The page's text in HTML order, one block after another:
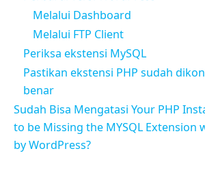
Melalui Dashboard
Melalui FTP Client
Periksa ekstensi MySQL
Pastikan ekstensi PHP sudah
benar
Sudah Bisa Mengatasi Your PHP
to be Missing the MYSQL Extension
by WordPress?